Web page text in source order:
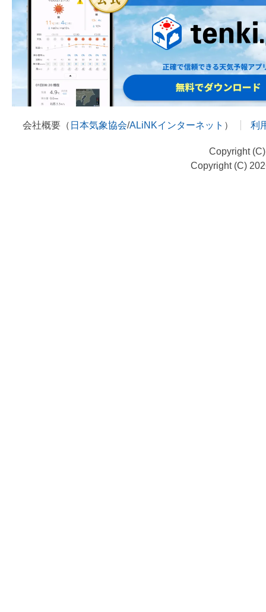
会社概要（ 日本気象協会/ALiNKインターネット ） 利
Copyright
Copyright (C)